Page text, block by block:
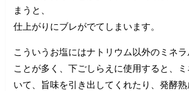
まうと、
仕上がりにブレがでてしまいます。
こういうお塩にはナトリウム以外のミネ
ことが多く、下ごしらえに使用すると、
いて、旨味を引き出してくれたり、発酵熟